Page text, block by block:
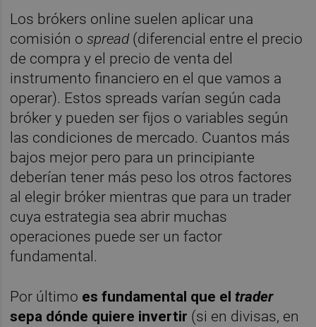
Los brókers online suelen aplicar una
comisión ospread(diferencial entre el precio
de compra y el precio de venta del
instrumento financiero en el que vamos a
operar). Estos spreads varían según cada
bróker y pueden ser fijos o variables según
las condiciones de mercado. Cuantos más
bajos mejor pero para un principiante
deberían tener más peso los otros factores
al elegir bróker mientras que para un trader
cuya estrategia sea abrir muchas
operaciones puede ser un factor
fundamental.
Por último es fundamental que eltrader
sepa dónde quiere invertir (si en divisas, en